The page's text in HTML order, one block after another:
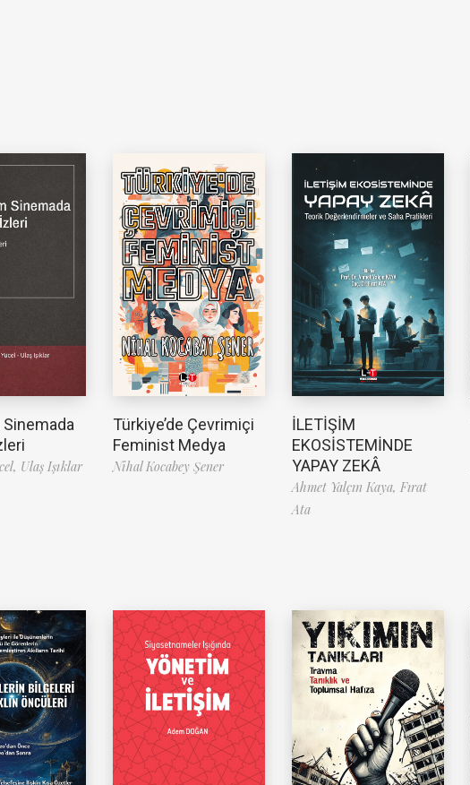
Sinemada
Ulaş Işıklar
Türkiye’de Çevrimiçi
Feminist Medya
Nihal Kocabey Şener
İLETİŞİM
EKOSİSTEMİNDE
YAPAY ZEKÂ
Ahmet Yalçın Kaya, Fırat
Ata